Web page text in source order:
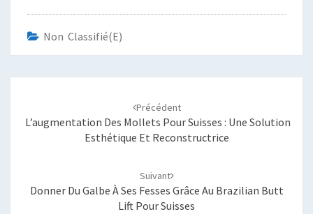
Non Classifié(e)
Précédent
L’augmentation Des Mollets Pour Suisses : Une Solution
Esthétique Et Reconstructrice
Suivant
Donner Du Galbe À Ses Fesses Grâce Au Brazilian Butt
Lift Pour Suisses